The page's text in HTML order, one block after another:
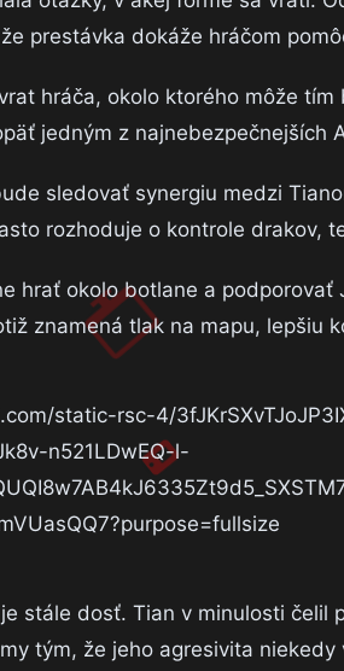
prestávka dokáže hráčom
hráča, okolo ktorého môže
jedným z najnebezpečnejších
sledovať synergiu medzi
rozhoduje o kontrole drakov,
hrať okolo botlane a
znamená tlak na mapu, lepšiu
stále dosť. Tian v minulosti čelil
tým, že jeho agresivita